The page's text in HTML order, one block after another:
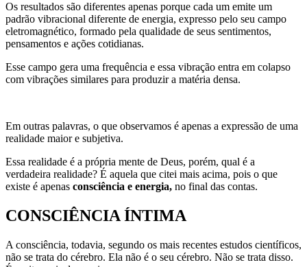
Os resultados são diferentes apenas porque cada um emite um
padrão vibracional diferente de energia, expresso pelo seu campo
eletromagnético, formado pela qualidade de seus sentimentos,
pensamentos e ações cotidianas.
Esse campo gera uma frequência e essa vibração entra em colapso
com vibrações similares para produzir a matéria densa.
Em outras palavras, o que observamos é apenas a expressão de uma
realidade maior e subjetiva.
Essa realidade é a própria mente de Deus, porém, qual é a
verdadeira realidade? É aquela que citei mais acima, pois o que
existe é apenas consciência e energia, no final das contas.​​
CONSCIÊNCIA ÍNTIMA
A consciência, todavia, segundo os mais recentes estudos científicos,
não se trata do cérebro. Ela não é o seu cérebro. Não se trata disso.